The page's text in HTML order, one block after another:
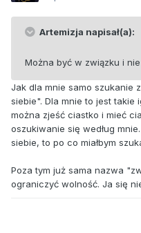
Artemizja napisał(a):
Można być w związku i
Jak dla mnie samo szukanie
siebie". Dla mnie to jest takie
można zjeść ciastko i mieć
oszukiwanie się według
siebie, to po co miałbym
Poza tym już sama nazwa
ograniczyć wolność. Ja się